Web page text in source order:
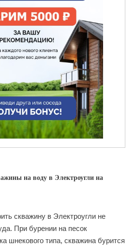
на воду в Электроугли на
скважину в Электроугли не
При бурении на песок
шнекового типа, скважина бурится